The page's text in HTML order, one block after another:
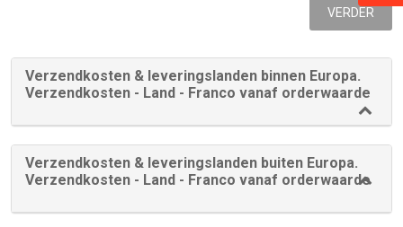
VERDER
Verzendkosten & leveringslanden binnen Europa.
Verzendkosten - Land - Franco vanaf orderwaarde
Verzendkosten & leveringslanden buiten Europa.
Verzendkosten - Land - Franco vanaf orderwaarde